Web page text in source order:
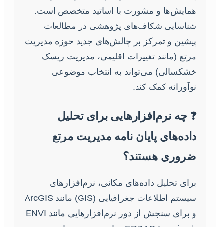
همایش‌ها و مشورت با اساتید متخصص است.
شناسایی شکاف‌های پژوهشی در مطالعات
پیشین و تمرکز بر چالش‌های جدید حوزه مدیریت
مرتع (مانند تغییرات اقلیمی، مدیریت ریسک
خشکسالی) می‌تواند به انتخاب موضوعی
نوآورانه کمک کند.
❓ چه نرم‌افزارهایی برای تحلیل
داده‌های پایان نامه مدیریت مرتع
ضروری هستند؟
برای تحلیل داده‌های مکانی، نرم‌افزارهای
سیستم اطلاعات جغرافیایی (GIS) مانند ArcGIS
و برای سنجش از دور نرم‌افزارهایی مانند ENVI